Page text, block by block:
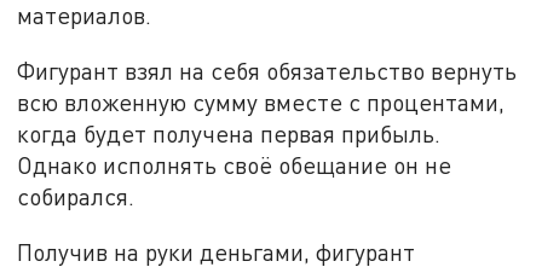
материалов.
Фигурант взял на себя обязательство вернуть
всю вложенную сумму вместе с процентами,
когда будет получена первая прибыль.
Однако исполнять своё обещание он не
собирался.
Получив на руки деньгами, фигурант